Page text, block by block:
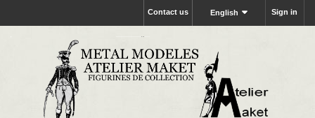
Sign in
English
Contact us